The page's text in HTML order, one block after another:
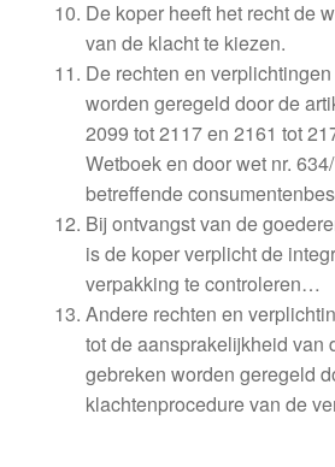
De koper heeft het recht de
van de klacht te kiezen.
De rechten en
worden geregeld door de
2099 tot 2117 en 2161 tot
Wetboek en door wet nr.
betreffende
Bij ontvangst van de
is de koper verplicht de
verpakking te controleren…
Andere rechten en
tot de aansprakelijkheid van
gebreken worden geregeld
klachtenprocedure van de